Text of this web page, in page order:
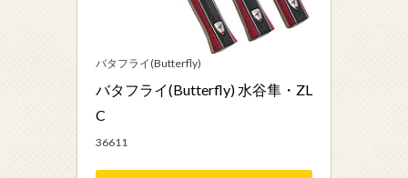
バタフライ(Butterfly)
バタフライ(Butterfly) 水谷隼・ZL
C
36611